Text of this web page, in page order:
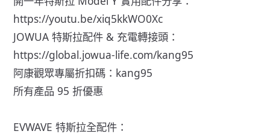
https://youtu.be/xiq5kkWO0Xc
JOWUA 特斯拉配件 & 充電轉接頭：
https://global.jowua-life.com/kang95
阿康觀眾專屬折扣碼：kang95
所有產品 95 折優惠
EVWAVE 特斯拉全配件：